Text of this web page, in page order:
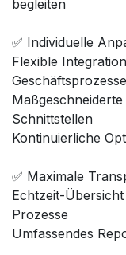
begleiten
✅ Individuelle
Flexible
Schnittstellen
Kontinuierliche
✅ Maximale
Echtzeit-
Prozesse
Umfassendes